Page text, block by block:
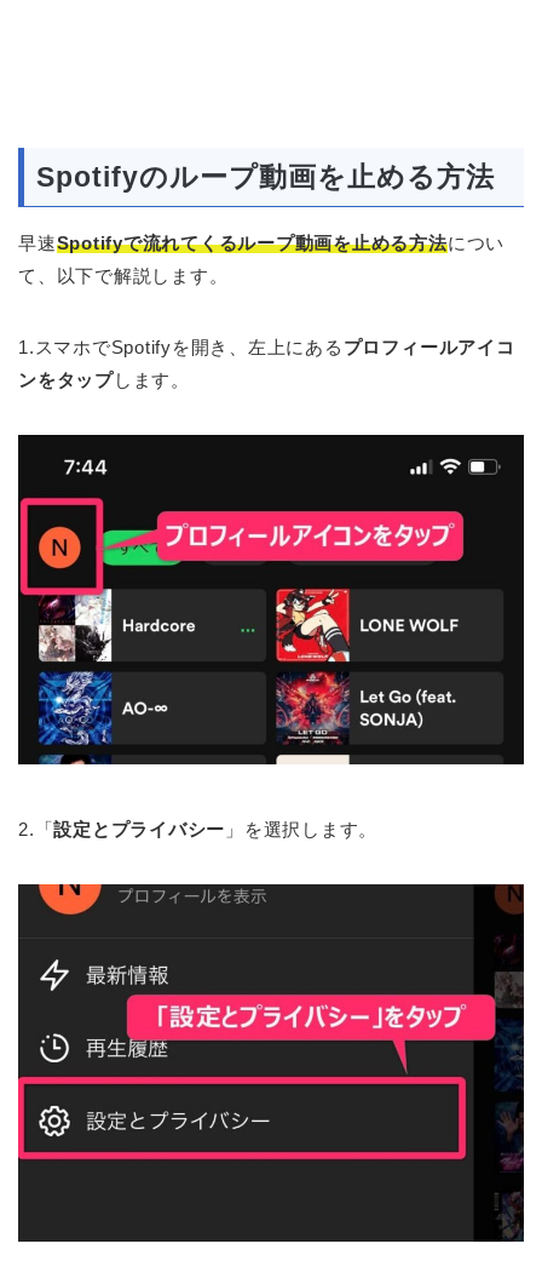
Spotifyのループ動画を止める方法
早速Spotifyで流れてくるループ動画を止める方法につい
て、以下で解説します。
1.スマホでSpotifyを開き、左上にある プロフィールアイコ
ンをタップします。
2.「設定とプライバシー 」を選択します。